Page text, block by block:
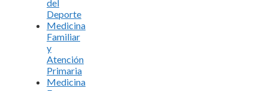
del
Deporte
Medicina
Familiar
y
Atención
Primaria
Medicina